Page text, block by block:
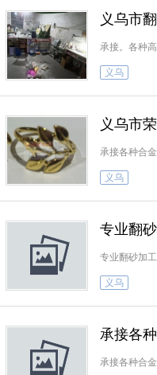
义乌市
义乌
义乌市
承接各种合
义乌
专业翻
专业翻砂加
义乌
承接各